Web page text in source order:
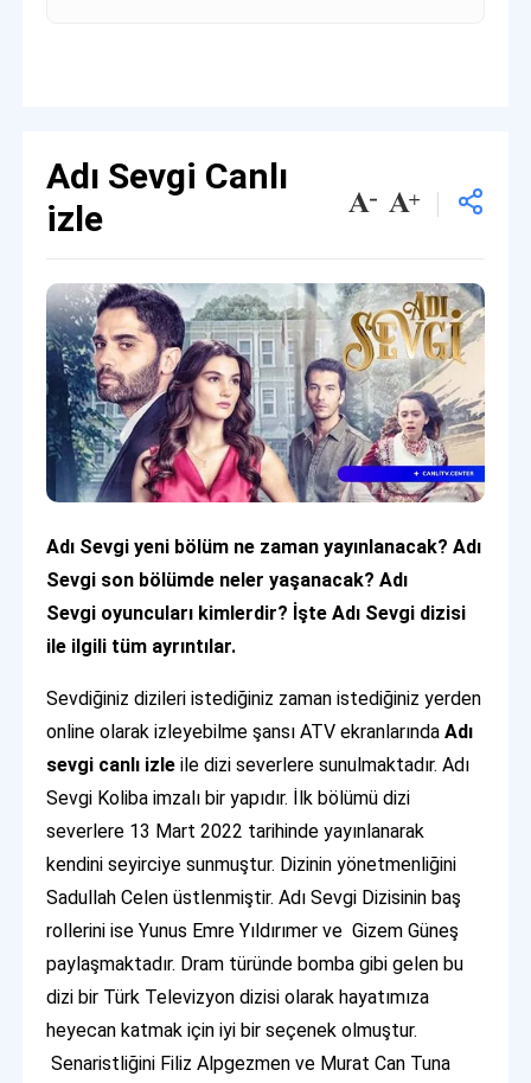
Adı Sevgi Canlı
izle
Adı Sevgi yeni bölüm ne zaman yayınlanacak? Adı
Sevgi son bölümde neler yaşanacak? Adı
Sevgi oyuncuları kimlerdir? İşte Adı Sevgi dizisi
ile ilgili tüm ayrıntılar.
Sevdiğiniz dizileri istediğiniz zaman istediğiniz yerden
online olarak izleyebilme şansı ATV ekranlarındaAdı
sevgi canlı izle ile dizi severlere sunulmaktadır. Adı
Sevgi Koliba imzalı bir yapıdır. İlk bölümü dizi
severlere 13 Mart 2022 tarihinde yayınlanarak
kendini seyirciye sunmuştur. Dizinin yönetmenliğini
Sadullah Celen üstlenmiştir. Adı Sevgi Dizisinin baş
rollerini ise Yunus Emre Yıldırımer ve Gizem Güneş
paylaşmaktadır. Dram türünde bomba gibi gelen bu
dizi bir Türk Televizyon dizisi olarak hayatımıza
heyecan katmak için iyi bir seçenek olmuştur.
Senaristliğini Filiz Alpgezmen ve Murat Can Tuna